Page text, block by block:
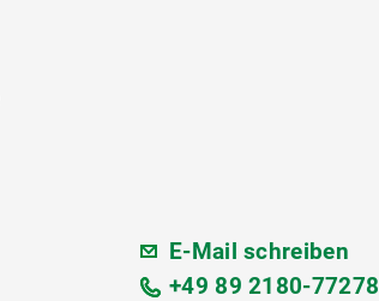
E-Mail schreiben
+49 89 2180-77278